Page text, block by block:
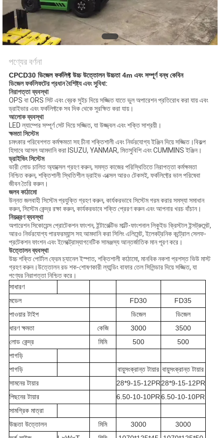
পণ্যের বর্ণনা
CPCD30 ডিজেল ফর্কলিফ্ট উচ্চ উত্তোলন উচ্চতা 4m এবং সম্পূর্ণ বন্ধ কেবিন
ডিজেল ফর্কলিফটের প্রধান বৈশিষ্ট্য এবং সুবিধা:
নিরাপত্তা ব্যবস্থা
OPS বা ORS সিট এবং ব্রেক সুইচ দিয়ে সজ্জিত যাতে ভুল অপারেশন প্রতিরোধ করা যায় এবং
ড্রাইভার এবং ফর্কলিফ্টকে সব দিক থেকে সুরক্ষিত করা যায়।
আলোক ব্যবস্থা
LED ল্যাম্পের সম্পূর্ণ সেট দিয়ে সজ্জিত, যা উজ্জ্বল এবং শক্তি সাশ্রয়ী।
ক্ষমতা সিস্টেম
চমৎকার পরিবেশগত কর্মক্ষমতা সহ চীনা শক্তিশালী এবং নির্ভরযোগ্য ইঞ্জিন দিয়ে সজ্জিত।বিকল্প
হিসাবে আসল আমদানি করা ISUZU, YANMAR, মিতসুবিশি এবং CUMMINS ইঞ্জিন।
ড্রাইভিং সিস্টেম
ভারী লোড চালিত অ্যাক্সেল গ্রহণ করুন, সমস্ত কাজের পরিস্থিতিতে নিরাপত্তা কর্মক্ষমতা
নিশ্চিত করুন, শক্তিশালী স্থিতিশীল ড্রাইভ এক্সেল আরও টেকসই, ফর্কলিফ্টের ভাল পরিষেবা
জীবন তৈরি করুন।
জলব কাঠামো
উন্নত জলবাহী সিস্টেম প্রযুক্তি গ্রহণ করুন, কার্যকরভাবে সিস্টেম গরম করার সমস্যা সমাধান
করুন, সিস্টেম কেন্দ্র রক্ষা করুন, কার্যকরভাবে শক্তি প্রেরণ করুন এবং আপনার খরচ বাঁচান।
নিয়ন্ত্রণ ব্যবস্থা
অপারেশন সিকোয়েন্স প্রোটেকশন ফাংশন, ইন্টারেক্টিভ মাল্টি-ফাংশনাল লিকুইড ক্রিস্টাল ইন্সট্রুমেন্ট,
আরও নির্ভরযোগ্য পারফরম্যান্স সহ আমদানি করা সিলিং এলিমেন্ট, ইলেকট্রনিক কন্ট্রোল সেলফ-
প্রটেকশন ফাংশন এবং ইলেক্ট্রোম্যাগনেটিক সামঞ্জস্য আন্তর্জাতিক মান পূরণ করে।
উত্তোলন ব্যবস্থা
উচ্চ শক্তি পোর্টাল ফ্রেম চ্যানেল ইস্পাত, শক্তিশালী কাঠামো, মানবিক নকশা প্রশস্ত ভিউ মাস্ট
গ্রহণ করুন।উত্তোলন রড শক-শোষণকারী ল্যান্ডিং বাফার তেল সিলিন্ডার দিয়ে সজ্জিত, যা
পণ্যের নিরাপত্তা নিশ্চিত করে।
সাধারণ
মডেল
FD30
FD35
পাওয়ার টাইপ
ডিজেল
ডিজেল
ধারণ ক্ষমতা
কেজি 3000
3500
লোড কেন্দ্র
মিমি 500
500
পাগড়ি
পাগড়ি
বায়ুসংক্রান্ত টায়ার বায়ুসংক্রান্ত টায়ার
সামনের টায়ার
28*9-15-12PR28*9-15-12PR
পিছনের টায়ার
6.50-10-10PR6.50-10-10PR
সামগ্রিক মাত্রা
উচ্চতা উত্তোলন
মিমি 3000
3000